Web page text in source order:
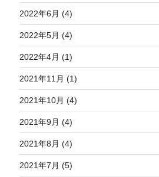
2022年6月 (4)
2022年5月 (4)
2022年4月 (1)
2021年11月 (1)
2021年10月 (4)
2021年9月 (4)
2021年8月 (4)
2021年7月 (5)